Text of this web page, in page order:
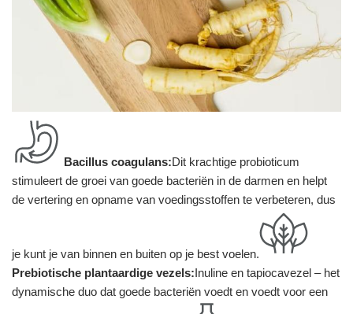
Bacillus coagulans:Dit krachtige probioticum
stimuleert de groei van goede bacteriën in de darmen en helpt
de vertering en opname van voedingsstoffen te verbeteren, dus
je kunt je van binnen en buiten op je best voelen.
Prebiotische plantaardige vezels:Inuline en tapiocavezel – het
dynamische duo dat goede bacteriën voedt en voedt voor een